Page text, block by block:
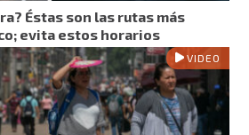
Éstas son las rutas más
evita estos horarios
VIDEO